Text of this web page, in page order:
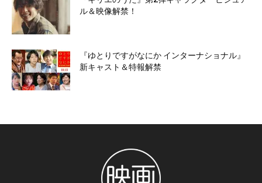
ル＆映像解禁！
『ゆとりですがなにか インターナショナル』
新キャスト＆特報解禁